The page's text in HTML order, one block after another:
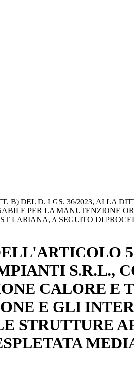
DEL D. LGS. 36/2023, ALLA
PER LA MANUTENZIONE
LARIANA, A SEGUITO DI
S.R.L.,
CALORE E
E GLI
STRUTTURE